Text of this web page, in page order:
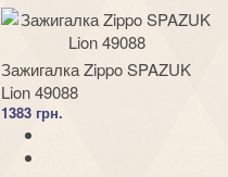
Зажигалка Zippo SPAZUK
Lion 49088
1383 грн.